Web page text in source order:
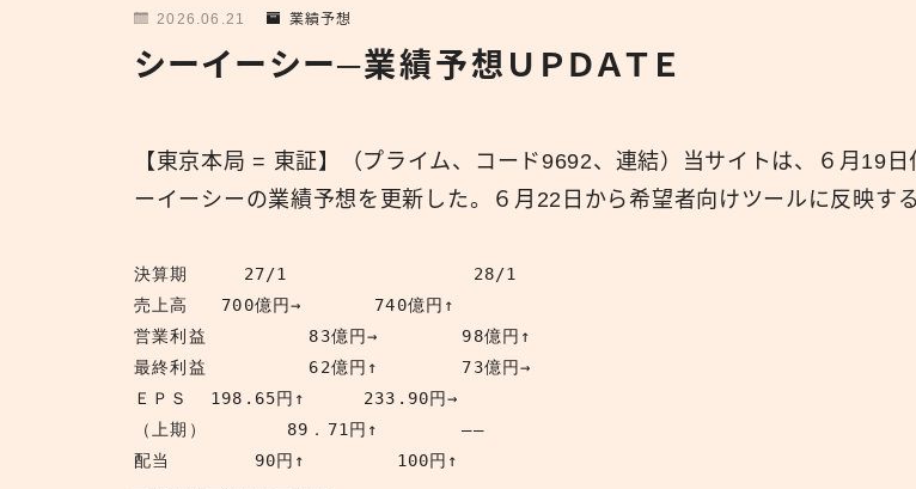
国際
経済
特集
新着
2026.06.21 業績予想
シーイーシー─業績予想ＵＰＤＡＴＥ
【東京本局 = 東証】（プライム、コード9692、連結）当サイトは、６月19日
ーイーシーの業績予想を更新した。６月22日から希望者向けツールに反映する
決算期	   27/1		   28/1
売上高	 700億円→	 740億円↑
営業利益	  83億円→	  98億円↑
最終利益	  62億円↑	  73億円→
ＥＰＳ	198.65円↑	233.90円→
（上期）	89．71円↑	  ——
配当	    90円↑	   100円↑